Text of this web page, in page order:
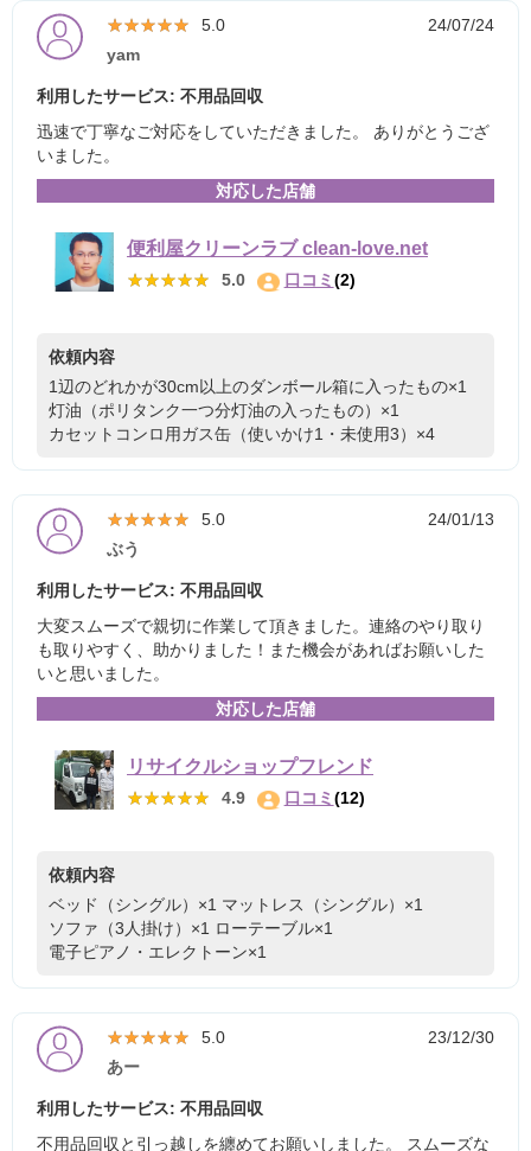
★★★★★
★★★★★ 5.0
24/07/24
yam
利用したサービス: 不用品回収
迅速で丁寧なご対応をしていただきました。 ありがとうござ
いました。
対応した店舗
便利屋クリーンラブ clean-love.net
★★★★★
★★★★★ 5.0 口コミ(2)
依頼内容
1辺のどれかが30cm以上のダンボール箱に入ったもの×1
灯油（ポリタンク一つ分灯油の入ったもの）×1
カセットコンロ用ガス缶（使いかけ1・未使用3）×4
★★★★★
★★★★★ 5.0
24/01/13
ぶう
利用したサービス: 不用品回収
大変スムーズで親切に作業して頂きました。連絡のやり取り
も取りやすく、助かりました！また機会があればお願いした
いと思いました。
対応した店舗
リサイクルショップフレンド
★★★★★
★★★★★ 4.9 口コミ(12)
依頼内容
ベッド（シングル）×1 マットレス（シングル）×1
ソファ（3人掛け）×1 ローテーブル×1
電子ピアノ・エレクトーン×1
★★★★★
★★★★★ 5.0
23/12/30
あー
利用したサービス: 不用品回収
不用品回収と引っ越しを纏めてお願いしました。 スムーズな